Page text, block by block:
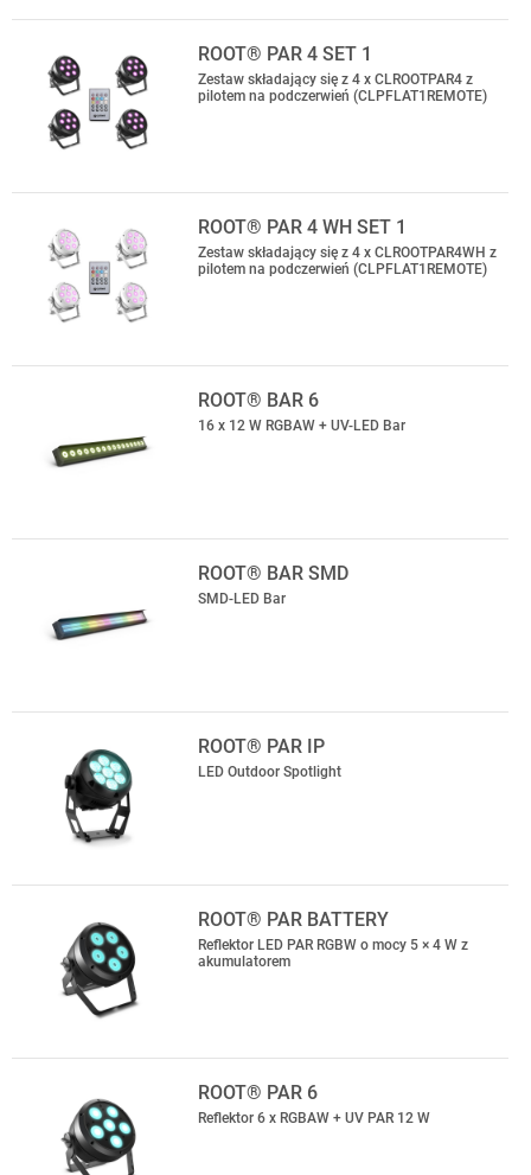
ROOT® PAR 4 SET 1
Zestaw składający się z 4 x CLROOTPAR4 z
pilotem na podczerwień (CLPFLAT1REMOTE)
ROOT® PAR 4 WH SET 1
Zestaw składający się z 4 x CLROOTPAR4WH z
pilotem na podczerwień (CLPFLAT1REMOTE)
ROOT® BAR 6
16 x 12 W RGBAW + UV-LED Bar
ROOT® BAR SMD
SMD-LED Bar
ROOT® PAR IP
LED Outdoor Spotlight
ROOT® PAR BATTERY
Reflektor LED PAR RGBW o mocy 5 × 4 W z
akumulatorem
ROOT® PAR 6
Reflektor 6 x RGBAW + UV PAR 12 W